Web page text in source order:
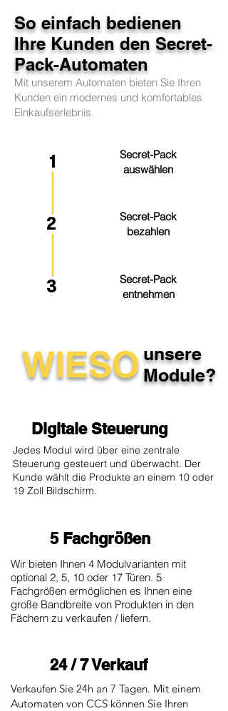
So einfach bedienen
Ihre Kunden den Secret-
Pack-Automaten
Mit unserem Automaten bieten Sie Ihren
Kunden ein modernes und komfortables
Einkaufserlebnis.
Secret-Pack
auswählen
Secret-Pack
entnehmen
3
2
1
Secret-Pack
bezahlen
WIESO unsere
Module?
Digitale Steuerung
Jedes Modul wird über eine zentrale
Steuerung gesteuert und überwacht. Der
Kunde wählt die Produkte an einem 10 oder
19 Zoll Bildschirm.
5 Fachgrößen
Wir bieten Ihnen 4 Modulvarianten mit
optional 2, 5, 10 oder 17 Türen. 5
Fachgrößen ermöglichen es Ihnen eine
große Bandbreite von Produkten in den
Fächern zu verkaufen / liefern.
24 / 7 Verkauf
Verkaufen Sie 24h an 7 Tagen. Mit einem
Automaten von CCS können Sie Ihren